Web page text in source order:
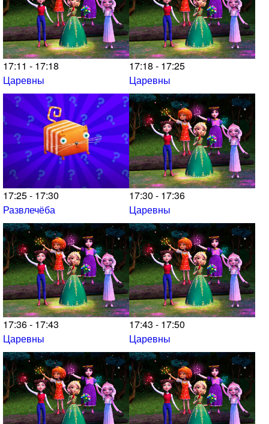
17:11 - 17:18
Царевны
17:18 - 17:25
Царевны
17:25 - 17:30
Развлечёба
17:30 - 17:36
Царевны
17:36 - 17:43
Царевны
17:43 - 17:50
Царевны